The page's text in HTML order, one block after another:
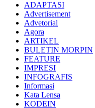
ADAPTASI
Advertisement
Advetorial
Agora
ARTIKEL
BULETIN MORPIN
FEATURE
IMPRESI
INFOGRAFIS
Informasi
Kata Lensa
KODEIN